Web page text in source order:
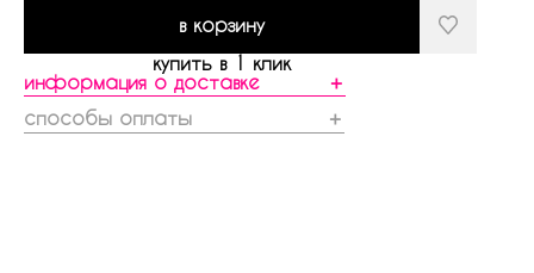
в корзину
купить в 1 клик
информация о доставке
＋
способы оплаты
＋